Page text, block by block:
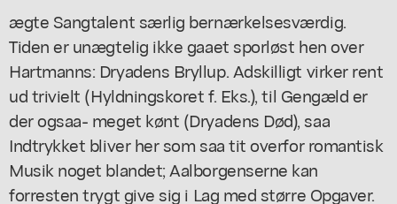
ægte Sangtalent særlig bernærkelsesværdig.
Tiden er unægtelig ikke gaaet sporløst hen over
Hartmanns: Dryadens Bryllup. Adskilligt virker rent
ud trivielt (Hyldningskoret f. Eks.), til Gengæld er
der ogsaa- meget kønt (Dryadens Død), saa
Indtrykket bliver her som saa tit overfor romantisk
Musik noget blandet; Aalborgenserne kan
forresten trygt give sig i Lag med større Opgaver.